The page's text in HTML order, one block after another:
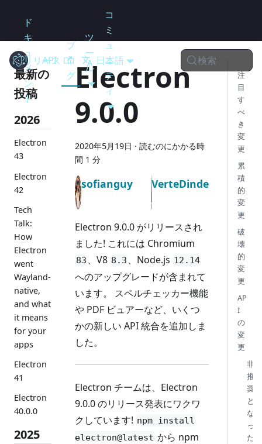
Electron
ド
キ
ュ
メ
ン
ト
API
ブ
ロ
グ
ツ
ー
ル
コ
ミ
ュ
ニ
テ
ィ
リリース 日本語 検索
最新の
投稿
2026
Electron
43
Electron
42
Tech
Talk:
How
Electron
went
Wayland-
native,
and what
it means
for your
apps
Electron
41
Electron
40.0.0
2025
Electron
9.0.0
2020年5月19日 · 読むのにかかる時
間 1 分
sofianguy VerteDinde
Electron 9.0.0 がリリースされ
ました! これには Chromium
83 、V8 8.3 、Node.js 12.14
へのアップグレードが含まれて
います。 スペルチェッカー機能
や PDF ビュアーなど、いくつ
かの新しい API 統合を追加しま
した。
Electron チームは、Electron
9.0.0 のリリース発表にワクワ
クしています! npm install
electron@latest から npm
注
目
す
べ
き
変
更
累
積
的
変
更
破
壊
的
変
更
AP
I
の
変
更
非
推
奨
と
な
っ
た